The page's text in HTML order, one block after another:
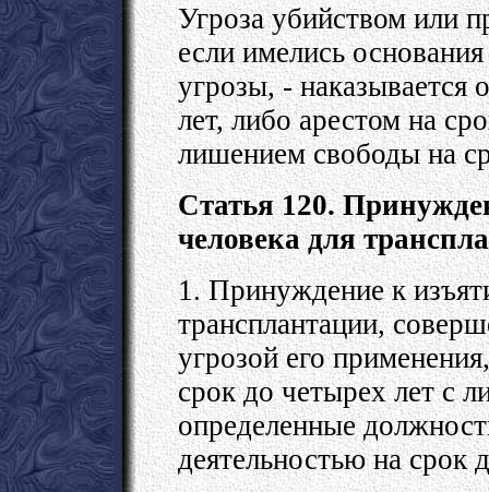
Угроза убийством или
если имелись
угрозы, - наказывается
лет, либо арестом на
лишением свободы на
Статья 120.
человека для
1. Принуждение к
трансплантации,
угрозой его
срок до четырех лет с
определенные
деятельностью на срок